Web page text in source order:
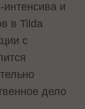
интенсива и
в Tilda
с
дело